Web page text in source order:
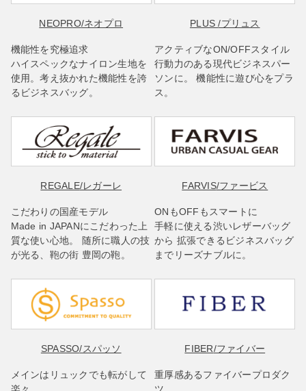
NEOPRO/ネオプロ
機能性を究極追求
ハイスペックなナイロン生地を
使用。考え抜かれた機能性を誇
るビジネスバッグ。
PLUS/プリュス
アクティブなON/OFFスタイル
行動力のある現代ビジネスパー
ソンに。 機能性に遊び心をプラ
ス。
REGALE/レガーレ
こだわりの国産モデル
Made in JAPANにこだわった上
質な使い心地。 随所に職人の技
が光る、鞄の街 豊岡の鞄。
FARVIS/ファービス
ONもOFFもスマートに
手軽に使える渋いレザーバッグ
から 拡張できるビジネスバッグ
までリーズナブルに。
SPASSO/スパッソ
メインはリュックでも転がして
楽々
FIBER/ファイバー
重厚感あるファイバープロダク
ツ